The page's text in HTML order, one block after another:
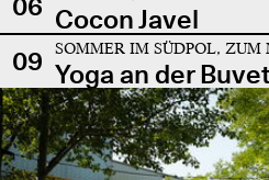
Cocon Javel
09
SOMMER IM SÜDPOL,
Yoga an der